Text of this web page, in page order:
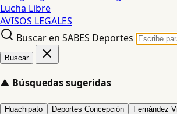
Lucha Libre
AVISOS LEGALES
Buscar en SABES Deportes
Buscar
▲ Búsquedas sugeridas
Huachipato Deportes Concepción Fernández